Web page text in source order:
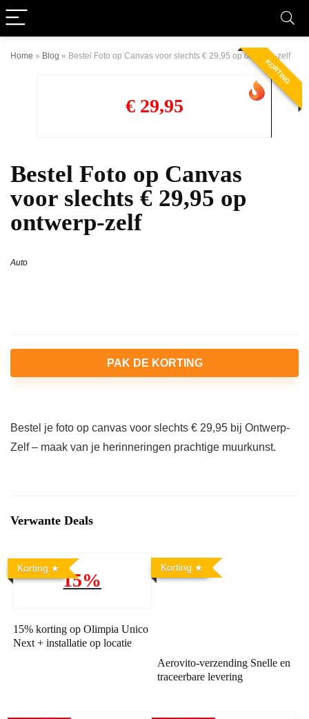
Home » Blog » Bestel Foto op Canvas voor slechts € 29,95 op ontwerp-zelf
KORTING
€ 29,95
Bestel Foto op Canvas
voor slechts € 29,95 op
ontwerp-zelf
Auto
PAK DE KORTING
Bestel je foto op canvas voor slechts € 29,95 bij Ontwerp-
Zelf – maak van je herinneringen prachtige muurkunst.
Verwante Deals
Korting
15%
15% korting op Olimpia Unico
Next + installatie op locatie
Korting
Aerovito-verzending Snelle en
traceerbare levering